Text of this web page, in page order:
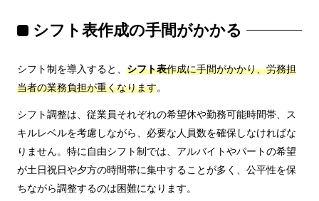
シフト表作成の手間がかかる
シフト制を導入すると、 シフト表作成に手間がかかり、労務担
当者の業務負担が重くなります。
シフト調整は、従業員それぞれの希望休や勤務可能時間帯、ス
キルレベルを考慮しながら、必要な人員数を確保しなければな
りません。特に自由シフト制では、アルバイトやパートの希望
が土日祝日や夕方の時間帯に集中することが多く、公平性を保
ちながら調整するのは困難になります。